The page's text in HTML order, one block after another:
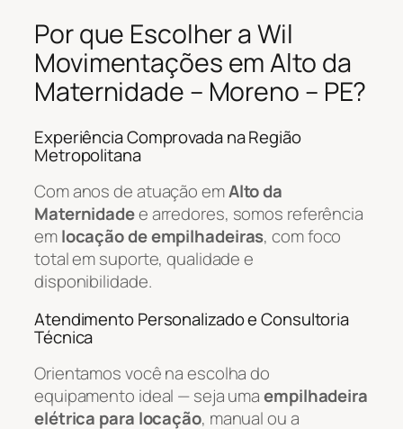
Por que Escolher a Wil
Movimentações em Alto da
Maternidade – Moreno – PE?
Experiência Comprovada na Região
Metropolitana
Com anos de atuação emAlto da
Maternidadee arredores, somos referência
emlocação de empilhadeiras, com foco
total em suporte, qualidade e
disponibilidade.
Atendimento Personalizado e Consultoria
Técnica
Orientamos você na escolha do
equipamento ideal — seja umaempilhadeira
elétrica para locação, manual ou a